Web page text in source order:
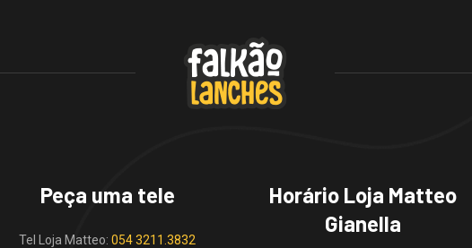
Peça uma tele
Tel Loja Matteo: 054 3211.3832
Horário Loja Matteo
Gianella